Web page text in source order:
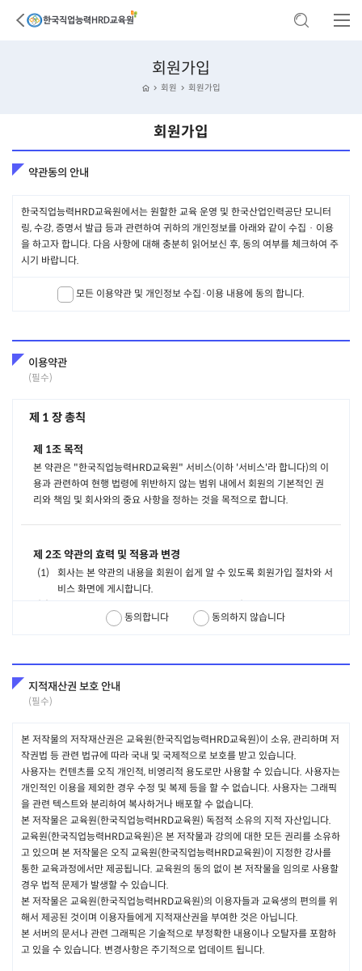
회원가입
회원 회원가입
회원가입
약관동의 안내
한국직업능력HRD교육원에서는 원할한 교육 운영 및 한국산업인력공단 모니터
링, 수강, 증명서 발급 등과 관련하여 귀하의 개인정보를 아래와 같이 수집 · 이용
을 하고자 합니다. 다음 사항에 대해 충분히 읽어보신 후, 동의 여부를 체크하여 주
시기 바랍니다.
모든 이용약관 및 개인정보 수집·이용 내용에 동의 합니다.
이용약관
(필수)
제 1 장 총칙
제 1조 목적
본 약관은 "한국직업능력HRD교육원" 서비스(이하 '서비스'라 합니다)의 이
용과 관련하여 현행 법령에 위반하지 않는 범위 내에서 회원의 기본적인 권
리와 책임 및 회사와의 중요 사항을 정하는 것을 목적으로 합니다.
제 2조 약관의 효력 및 적용과 변경
회사는 본 약관의 내용을 회원이 쉽게 알 수 있도록 회원가입 절차와 서
비스 화면에 게시합니다.
다)에 공시함으로써 효력이 발생합니다. 이 약관에 동의하고 회원가입
회사는 약관의 규제에 관한 법률, 전자거래 기본법, 정보통신망 이용촉
개정할 수 있습니다.
회사가 약관을 개정할 경우에는 지체 없이 적용일자 및 주요개정 사유
를 명시하여 개정된 약관을 적용하고자 하는 날 (이하 '효력발생일'이
라 합니다)로부터 7일 이전에 다음과 같은 방법 중 1가지 이상의 방법
으로 회원에게 고지합니다.
사이트 내 게시
회원이 가장 최근에 회사에 제공한 e-mail로 통보
회원가입 시 입력한 이동전화로 SMS(Short Message Servic
e) 통보
일간지 공고 등의 방법
회원은 변경된 약관의 내용에 동의하지 않을 경우 서비스 이용을 중단
하고 회원탈퇴를 할 수 있습니다. 단, 변경된 약관의 효력발생일 이후에
도 계속하여 서비스를 이용할 경우에는 변경된 약관의 내용에 동의한
것으로 간주합니다.
동의합니다 동의하지 않습니다
지적재산권 보호 안내
(필수)
본 저작물의 저작재산권은 교육원(한국직업능력HRD교육원)이 소유, 관리하며 저
작권법 등 관련 법규에 따라 국내 및 국제적으로 보호를 받고 있습니다.
사용자는 컨텐츠를 오직 개인적, 비영리적 용도로만 사용할 수 있습니다. 사용자는
개인적인 이용을 제외한 경우 수정 및 복제 등을 할 수 없습니다. 사용자는 그래픽
을 관련 텍스트와 분리하여 복사하거나 배포할 수 없습니다.
본 저작물은 교육원(한국직업능력HRD교육원) 독점적 소유의 지적 자산입니다.
교육원(한국직업능력HRD교육원)은 본 저작물과 강의에 대한 모든 권리를 소유하
고 있으며 본 저작물은 오직 교육원(한국직업능력HRD교육원)이 지정한 강사를
통한 교육과정에서만 제공됩니다. 교육원의 동의 없이 본 저작물을 임의로 사용할
경우 법적 문제가 발생할 수 있습니다.
본 저작물은 교육원(한국직업능력HRD교육원)의 이용자들과 교육생의 편의를 위
해서 제공된 것이며 이용자들에게 지적재산권을 부여한 것은 아닙니다.
본 서버의 문서나 관련 그래픽은 기술적으로 부정확한 내용이나 오탈자를 포함하
고 있을 수 있습니다. 변경사항은 주기적으로 업데이트 됩니다.